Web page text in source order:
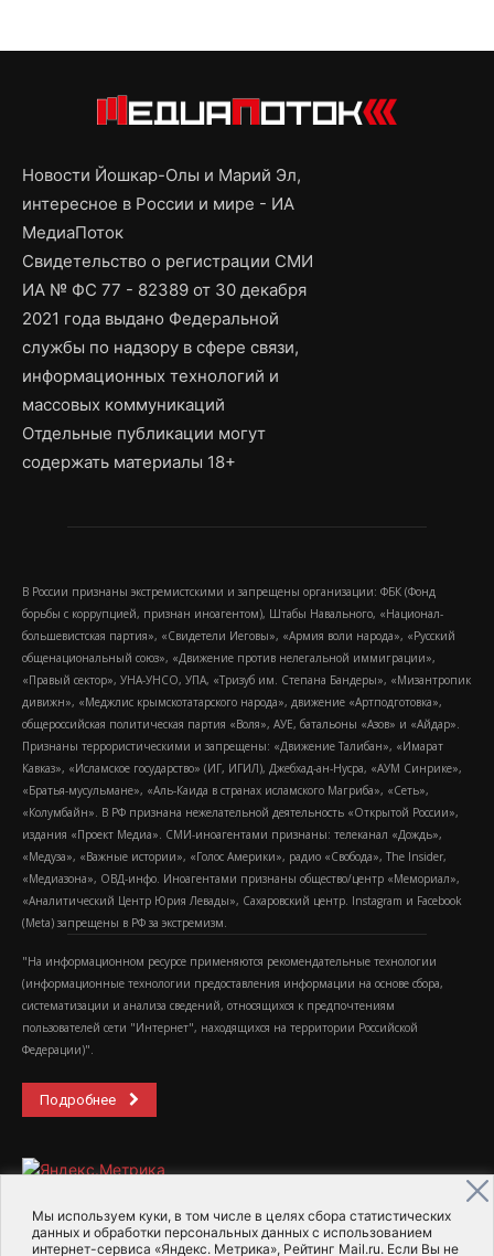
Мы используем куки, в том числе в целях сбора статистических
данных и обработки персональных данных с использованием
интернет-сервиса «Яндекс. Метрика», Рейтинг Mail.ru. Если Вы не
Новости Йошкар-Олы и Марий Эл,
интересное в России и мире - ИА
МедиаПоток
Свидетельство о регистрации СМИ
ИА № ФС 77 - 82389 от 30 декабря
2021 года выдано Федеральной
службы по надзору в сфере связи,
информационных технологий и
массовых коммуникаций
Отдельные публикации могут
содержать материалы 18+
В России признаны экстремистскими и запрещены организации: ФБК (Фонд
борьбы с коррупцией, признан иноагентом), Штабы Навального, «Национал-
большевистская партия», «Свидетели Иеговы», «Армия воли народа», «Русский
общенациональный союз», «Движение против нелегальной иммиграции»,
«Правый сектор», УНА-УНСО, УПА, «Тризуб им. Степана Бандеры», «Мизантропик
дивижн», «Меджлис крымскотатарского народа», движение «Артподготовка»,
общероссийская политическая партия «Воля», АУЕ, батальоны «Азов» и «Айдар».
Признаны террористическими и запрещены: «Движение Талибан», «Имарат
Кавказ», «Исламское государство» (ИГ, ИГИЛ), Джебхад-ан-Нусра, «АУМ Синрике»,
«Братья-мусульмане», «Аль-Каида в странах исламского Магриба», «Сеть»,
«Колумбайн». В РФ признана нежелательной деятельность «Открытой России»,
издания «Проект Медиа». СМИ-иноагентами признаны: телеканал «Дождь»,
«Медуза», «Важные истории», «Голос Америки», радио «Свобода», The Insider,
«Медиазона», ОВД-инфо. Иноагентами признаны общество/центр «Мемориал»,
«Аналитический Центр Юрия Левады», Сахаровский центр. Instagram и Facebook
(Metа) запрещены в РФ за экстремизм.
"На информационном ресурсе применяются рекомендательные технологии
(информационные технологии предоставления информации на основе сбора,
систематизации и анализа сведений, относящихся к предпочтениям
пользователей сети "Интернет", находящихся на территории Российской
Федерации)".
Подробнее